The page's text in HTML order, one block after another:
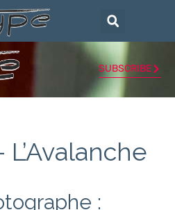
SUBSCRIBE
L’Avalanche
: